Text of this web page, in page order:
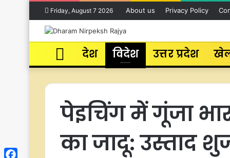
Friday, August 7 2026 About us Privacy Policy
Home
देश विदेश उत्तर प्रदेश
पेइचिंग में गूंजा
का जादू: उस्ताद